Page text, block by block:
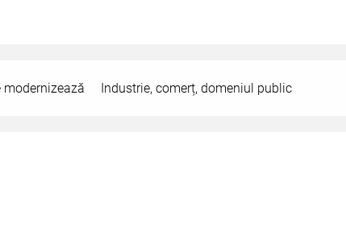
Industrie, comerț, domeniul public